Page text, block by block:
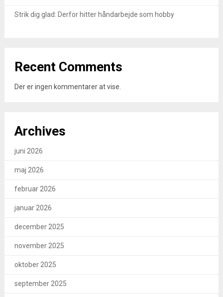
Strik dig glad: Derfor hitter håndarbejde som hobby
Recent Comments
Der er ingen kommentarer at vise.
Archives
juni 2026
maj 2026
februar 2026
januar 2026
december 2025
november 2025
oktober 2025
september 2025